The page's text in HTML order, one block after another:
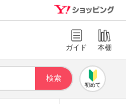
ガイド 本棚
初めて